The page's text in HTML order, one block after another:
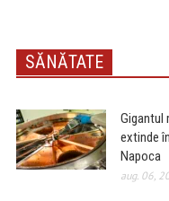
SĂNĂTATE
Gigantul
extinde
Napoca
aug. 06,